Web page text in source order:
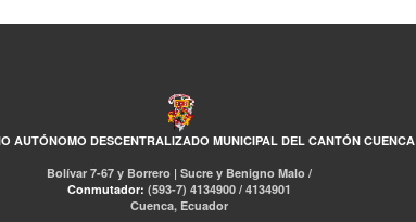
AUTÓNOMO DESCENTRALIZADO MUNICIPAL DEL CANTÓN CUENCA
Bolívar 7-67 y Borrero | Sucre y Benigno Malo /
Conmutador: (593-7) 4134900 / 4134901
Cuenca, Ecuador